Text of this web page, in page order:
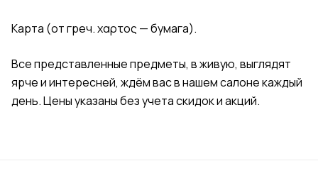
Карта (отгреч.χαρτος — бумага).
Все представленные предметы, в живую, выглядят
ярче и интересней, ждём вас в нашем салоне каждый
день. Цены указаны без учета скидок и акций.